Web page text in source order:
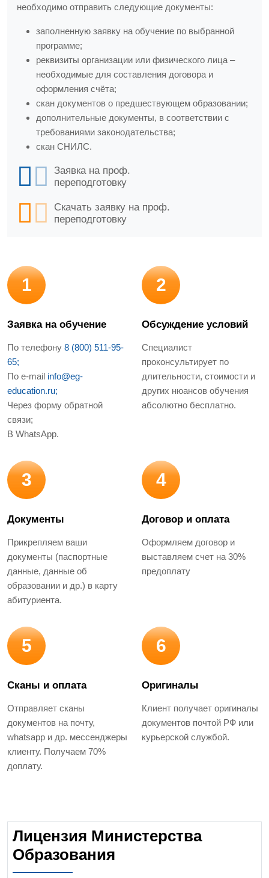
необходимо отправить следующие документы:
заполненную заявку на обучение по выбранной
программе;
реквизиты организации или физического лица –
необходимые для составления договора и
оформления счёта;
скан документов о предшествующем образовании;
дополнительные документы, в соответствии с
требованиями законодательства;
скан СНИЛС.
Заявка на проф.
переподготовку
Скачать заявку на проф.
переподготовку
1
Заявка на обучение
По телефону 8 (800) 511-95-
65;
По e-mail info@eg-
education.ru;
Через форму обратной
связи;
В WhatsApp.
2
Обсуждение условий
Специалист
проконсультирует по
длительности, стоимости и
других нюансов обучения
абсолютно бесплатно.
3
Документы
Прикрепляем ваши
документы (паспортные
данные, данные об
образовании и др.) в карту
абитуриента.
4
Договор и оплата
Оформляем договор и
выставляем счет на 30%
предоплату
5
Сканы и оплата
Отправляет сканы
документов на почту,
whatsapp и др. мессенджеры
клиенту. Получаем 70%
доплату.
6
Оригиналы
Клиент получает оригиналы
документов почтой РФ или
курьерской службой.
Лицензия Министерства
Образования